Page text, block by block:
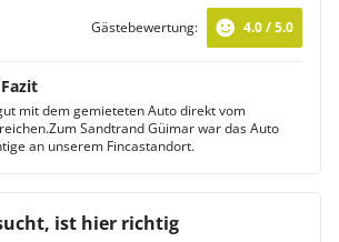
Gästebewertung: 4.0 / 5.0
mit dem gemieteten Auto direkt vom
Sandtrand Güimar war das Auto
an unserem Fincastandort.
ist hier richtig